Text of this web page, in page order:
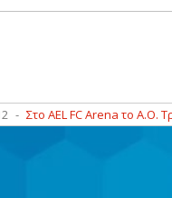
AEL FC Arena το Α.Ο.